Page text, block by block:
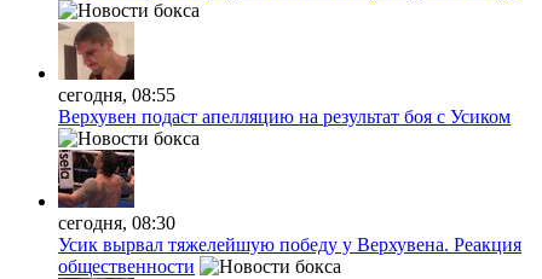
сегодня, 08:55
Верхувен подаст апелляцию на результат боя с Усиком
сегодня, 08:30
Усик вырвал тяжелейшую победу у Верхувена. Реакция
общественности